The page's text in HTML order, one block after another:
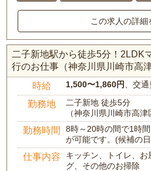
この求人の詳細
二子新地駅から徒歩5分！2LDK
行のお仕事（神奈川県川崎市高津
時給 1,500〜1,860円 、交
勤務地
二子新地 徒歩5分
（神奈川県川崎市高津
勤務時間
8時～20時の間で1時
が可能です。(候補の
仕事内容
キッチン、トイレ、
グ、その他のお掃除